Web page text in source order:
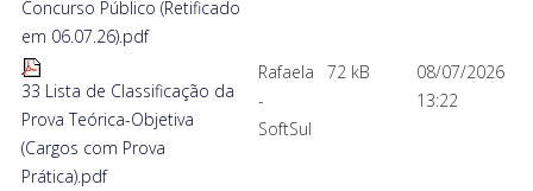
Concurso Público (Retificado
em 06.07.26).pdf
33 Lista de Classificação da
Prova Teórica-Objetiva
(Cargos com Prova
Prática).pdf
Rafaela
-
SoftSul
72 kB
08/07/2026
13:22